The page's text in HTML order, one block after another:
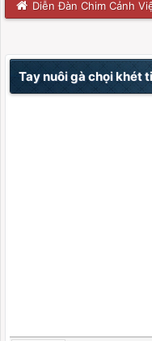
Diễn Đàn Chim Cảnh
Tay nuôi gà chọi khét